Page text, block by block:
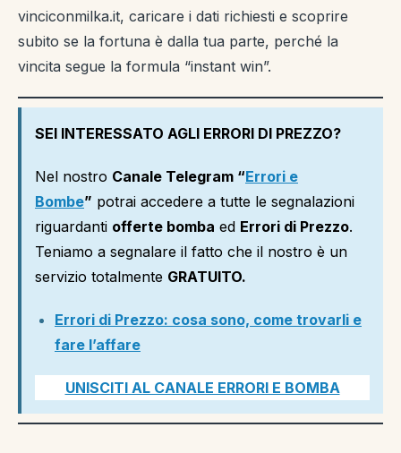
vinciconmilka.it, caricare i dati richiesti e scoprire
subito se la fortuna è dalla tua parte, perché la
vincita segue la formula “instant win”.
SEI INTERESSATO AGLI ERRORI DI PREZZO?
Nel nostro Canale Telegram “Errori e
Bombe” potrai accedere a tutte le segnalazioni
riguardanti offerte bomba ed Errori di Prezzo.
Teniamo a segnalare il fatto che il nostro è un
servizio totalmente GRATUITO.
Errori di Prezzo: cosa sono, come trovarli e
fare l’affare
UNISCITI AL CANALE ERRORI E BOMBA